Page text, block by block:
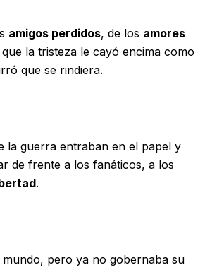
amigos perdidos, de los amores
la tristeza le cayó encima como
que se rindiera.
la guerra entraban en el papel y
de frente a los fanáticos, a los
.
pero ya no gobernaba su